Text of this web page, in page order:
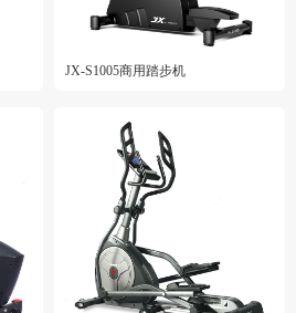
JX-S1005商用踏步机